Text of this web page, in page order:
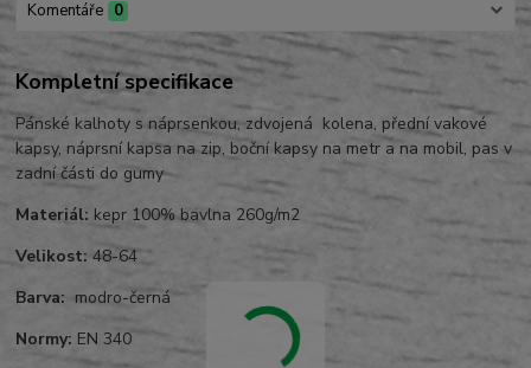
Komentáře 0
Kompletní specifikace
Pánské kalhoty s náprsenkou, zdvojená kolena, přední vakové
kapsy, náprsní kapsa na zip, boční kapsy na metr a na mobil, pas v
zadní části do gumy
Materiál: kepr 100% bavlna 260g/m2
Velikost: 48-64
Barva: modro-černá
Normy: EN 340